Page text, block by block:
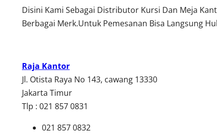
Disini Kami Sebagai Distributor Kursi Dan Meja
Berbagai Merk.Untuk Pemesanan Bisa Langsung
Raja Kantor
Jl. Otista Raya No 143, cawang 13330
Jakarta Timur
Tlp : 021 857 0831
021 857 0832